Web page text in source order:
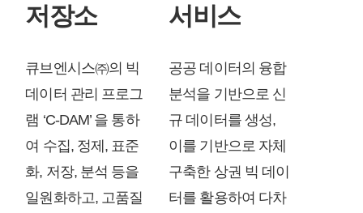
저장소
큐브엔시스㈜의 빅
데이터 관리 프로그
램 ‘C-DAM’ 을 통하
여 수집, 정제, 표준
화, 저장, 분석 등을
일원화하고, 고품질
서비스
공공 데이터의 융합
분석을 기반으로 신
규 데이터를 생성,
이를 기반으로 자체
구축한 상권 빅 데이
터를 활용하여 다차